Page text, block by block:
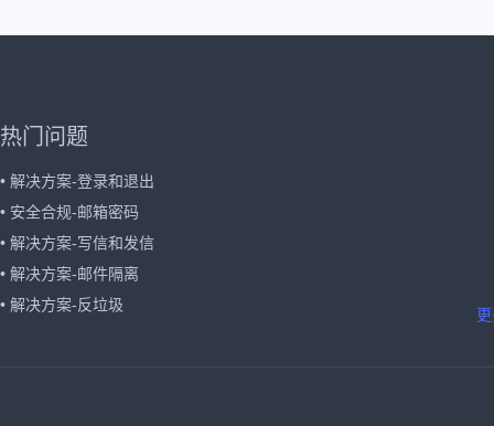
热门问题
• 解决方案-登录和退出
• 安全合规-邮箱密码
• 解决方案-写信和发信
• 解决方案-邮件隔离
• 解决方案-反垃圾